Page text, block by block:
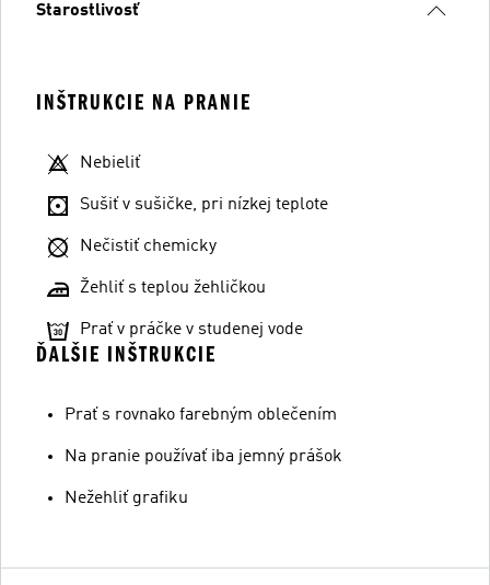
Starostlivosť
INŠTRUKCIE NA PRANIE
Nebieliť
Sušiť v sušičke, pri nízkej teplote
Nečistiť chemicky
Žehliť s teplou žehličkou
Prať v práčke v studenej vode
ĎALŠIE INŠTRUKCIE
Prať s rovnako farebným oblečením
Na pranie používať iba jemný prášok
Nežehliť grafiku